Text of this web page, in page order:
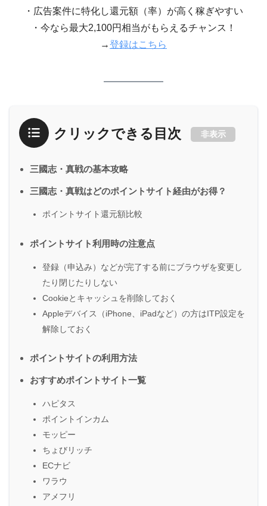
・広告案件に特化し還元額（率）が高く稼ぎやすい
・今なら最大2,100円相当がもらえるチャンス！
→登録はこちら
クリックできる目次 非表示
三國志・真戦の基本攻略
三國志・真戦はどのポイントサイト経由がお得？
ポイントサイト還元額比較
ポイントサイト利用時の注意点
登録（申込み）などが完了する前にブラウザを変更し
たり閉じたりしない
Cookieとキャッシュを削除しておく
Appleデバイス（iPhone、iPadなど）の方はITP設定を
解除しておく
ポイントサイトの利用方法
おすすめポイントサイト一覧
ハピタス
ポイントインカム
モッピー
ちょびリッチ
ECナビ
ワラウ
アメフリ